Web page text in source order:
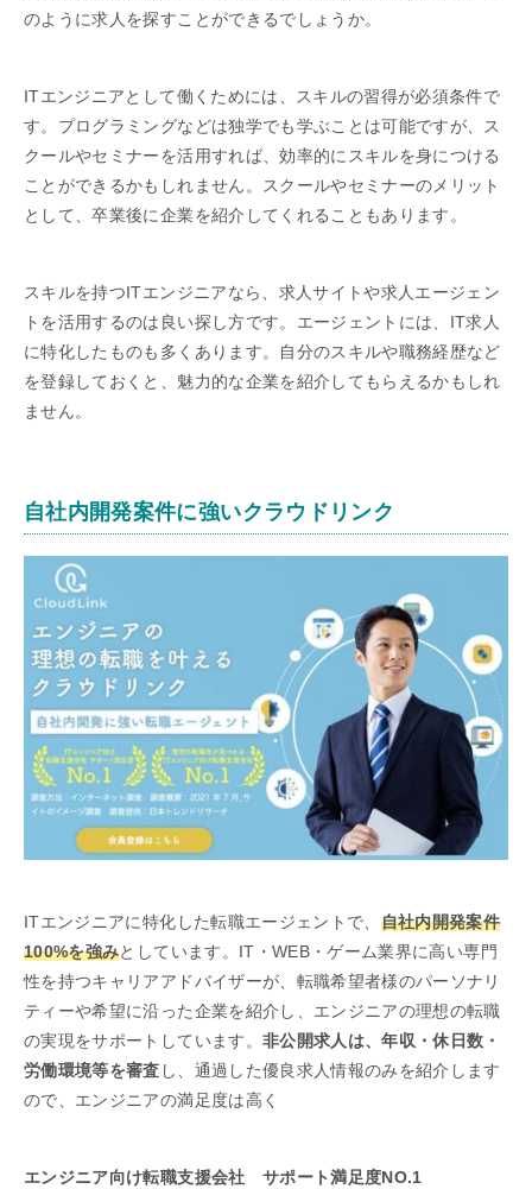
のように求人を探すことができるでしょうか。
ITエンジニアとして働くためには、スキルの習得が必須条件で
す。プログラミングなどは独学でも学ぶことは可能ですが、ス
クールやセミナーを活用すれば、効率的にスキルを身につける
ことができるかもしれません。スクールやセミナーのメリット
として、卒業後に企業を紹介してくれることもあります。
スキルを持つITエンジニアなら、求人サイトや求人エージェン
トを活用するのは良い探し方です。エージェントには、IT求人
に特化したものも多くあります。自分のスキルや職務経歴など
を登録しておくと、魅力的な企業を紹介してもらえるかもしれ
ません。
自社内開発案件に強いクラウドリンク
ITエンジニアに特化した転職エージェントで、 自社内開発案件
100%を強みとしています。IT・WEB・ゲーム業界に高い専門
性を持つキャリアアドバイザーが、転職希望者様のパーソナリ
ティーや希望に沿った企業を紹介し、エンジニアの理想の転職
の実現をサポートしています。 非公開求人は、年収・休日数・
労働環境等を審査 し、通過した優良求人情報のみを紹介します
ので、エンジニアの満足度は高く
エンジニア向け転職支援会社 サポート満足度NO.1